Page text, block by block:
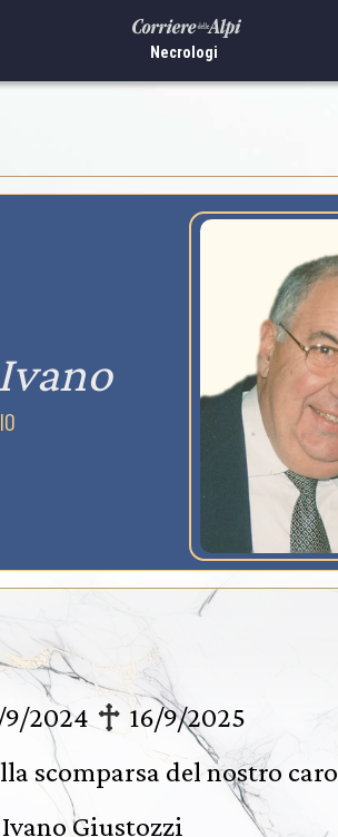
Necrologi
9/2024
16/9/2025
scomparsa del nostro caro
Ivano Giustozzi